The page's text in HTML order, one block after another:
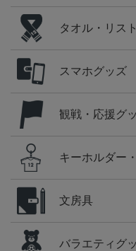
タオル・リス
スマホグッズ
観戦・応援グ
キーホルダー
文房具
バラエティグ